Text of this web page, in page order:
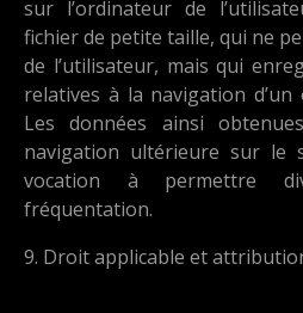
sur l’ordinateur de
fichier de petite taille, qui ne
de l’utilisateur, mais qui
relatives à la navigation
Les données ainsi
navigation ultérieure sur le
vocation à permettre
fréquentation.
9. Droit applicable et